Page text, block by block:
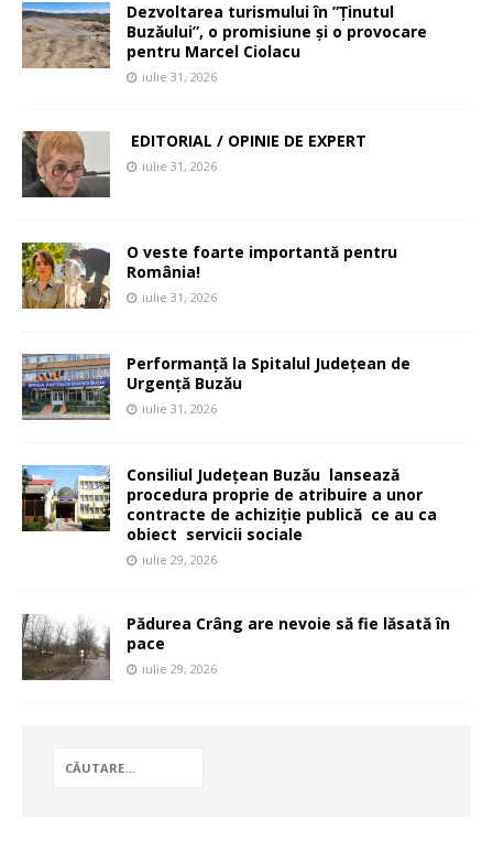
Dezvoltarea turismului în ”Ținutul
Buzăului”, o promisiune și o provocare
pentru Marcel Ciolacu
iulie 31, 2026
EDITORIAL / OPINIE DE EXPERT
iulie 31, 2026
O veste foarte importantă pentru
România!
iulie 31, 2026
Performanță la Spitalul Județean de
Urgență Buzău
iulie 31, 2026
Consiliul Județean Buzău lansează
procedura proprie de atribuire a unor
contracte de achiziție publică ce au ca
obiect servicii sociale
iulie 29, 2026
Pădurea Crâng are nevoie să fie lăsată în
pace
iulie 29, 2026